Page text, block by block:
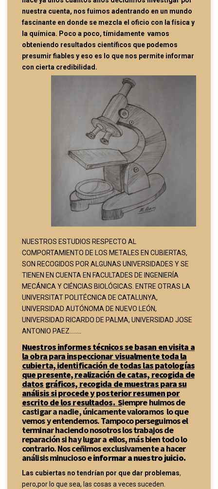
nuestra cuenta, nos fuimos adentrando en un mundo
fascinante en donde se mezcla el oficio con la física y
la química. Poco a poco, tímidamente vamos
obteniendo resultados científicos que podemos
presumir fiables y eso es lo que nos permite informar
con cierta credibilidad.
NUESTROS ESTUDIOS RESPECTO AL
COMPORTAMIENTO DE LOS METALES EN CUBIERTAS,
SON RECOGIDOS POR ALGUNAS UNIVERSIDADES Y SE
TIENEN EN CUENTA EN FACULTADES DE INGENIERÍA
MECÁNICA Y CIÉNCIAS BIOLÓGICAS. ENTRE OTRAS LA
UNIVERSITAT POLITÉCNICA DE CATALUNYA,
UNIVERSIDAD AUTÓNOMA DE NUEVO LEÓN,
UNIVERSIDAD RICARDO DE PALMA, UNIVERSIDAD JOSE
ANTONIO PAEZ........
Nuestros informes técnicos se basan en visita a
la obra para inspeccionar visualmente toda la
cubierta, identificación de todas las patologías
que presente, realización de catas, recogida de
datos gráficos, recogida de muestras para su
análisis si procede y posterior resumen por
escrito de los resultados. Siempre huimos de
castigar a nadie, únicamente valoramos lo que
vemos y entendemos. Tampoco perseguimos el
terminar haciendo nosotros los trabajos de
reparación si hay lugar a ellos, más bien todo lo
contrario. Nos ceñimos exclusivamente a hacer
análisis minucioso einformar a nuestro juicio.
Las cubiertas no tendrían por que dar problemas,
pero,por lo que sea, las cosas a veces suceden.